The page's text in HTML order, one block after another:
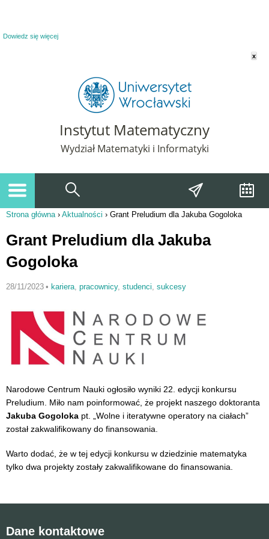
Dowiedz się więcej
x
Instytut Matematyczny
Wydział Matematyki i Informatyki
Strona główna› Aktualności › Grant Preludium dla Jakuba Gogoloka
Grant Preludium dla Jakuba
Gogoloka
28/11/2023 • kariera, pracownicy, studenci, sukcesy
Narodowe Centrum Nauki ogłosiło wyniki 22. edycji konkursu
Preludium. Miło nam poinformować, że projekt naszego doktoranta
Jakuba Gogoloka pt. „Wolne i iteratywne operatory na ciałach”
został zakwalifikowany do finansowania.
Warto dodać, że w tej edycji konkursu w dziedzinie matematyka
tylko dwa projekty zostały zakwalifikowane do finansowania.
Dane kontaktowe